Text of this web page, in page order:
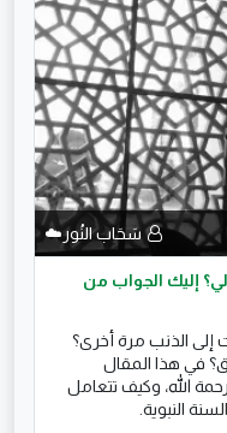
سَحَاب النُور☁️
لي؟ إليك الجواب من
الذنب مرة أخرى؟
في هذا المقال
الله، وكيف تتعامل
النبوية.